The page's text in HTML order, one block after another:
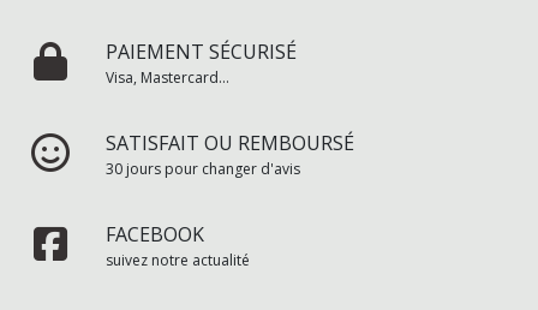
PAIEMENT SÉCURISÉ
Visa, Mastercard...
SATISFAIT OU REMBOURSÉ
30 jours pour changer d'avis
FACEBOOK
suivez notre actualité